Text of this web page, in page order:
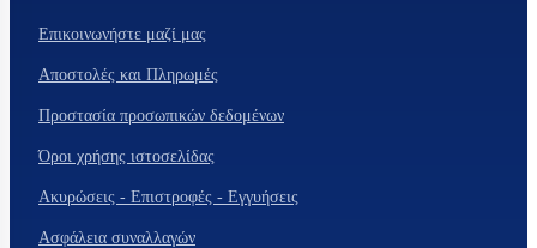
Επικοινωνήστε μαζί μας
Αποστολές και Πληρωμές
Προστασία προσωπικών δεδομένων
Όροι χρήσης ιστοσελίδας
Ακυρώσεις - Επιστροφές - Εγγυήσεις
Ασφάλεια συναλλαγών